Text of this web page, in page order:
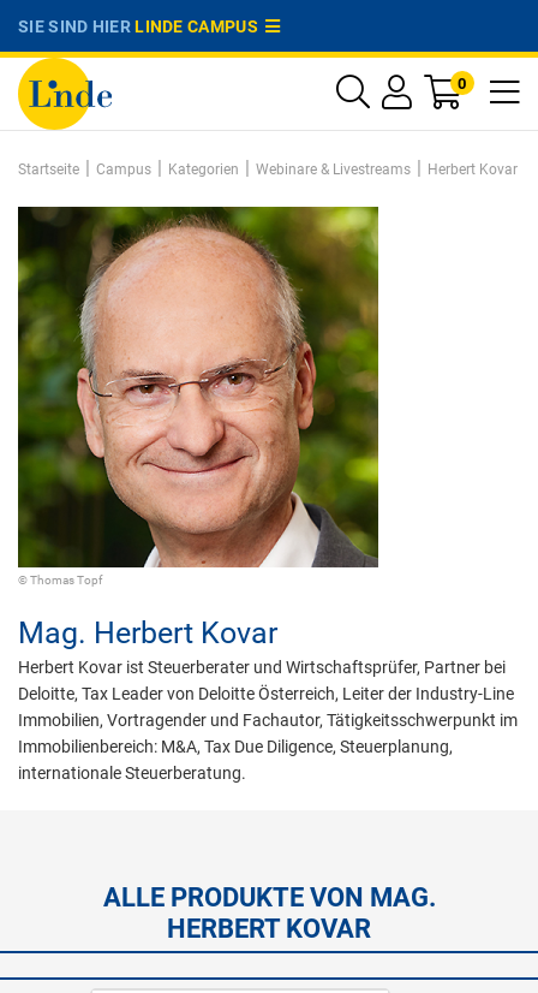
SIE SIND HIERLINDE CAMPUS
0
Startseite | Campus | Kategorien | Webinare & Livestreams | Herbert Kovar
© Thomas Topf
Mag. Herbert Kovar
Herbert Kovar ist Steuerberater und Wirtschaftsprüfer, Partner bei
Deloitte, Tax Leader von Deloitte Österreich, Leiter der Industry-Line
Immobilien, Vortragender und Fachautor, Tätigkeitsschwerpunkt im
Immobilienbereich: M&A, Tax Due Diligence, Steuerplanung,
internationale Steuerberatung.
ALLE PRODUKTE VON MAG.
HERBERT KOVAR